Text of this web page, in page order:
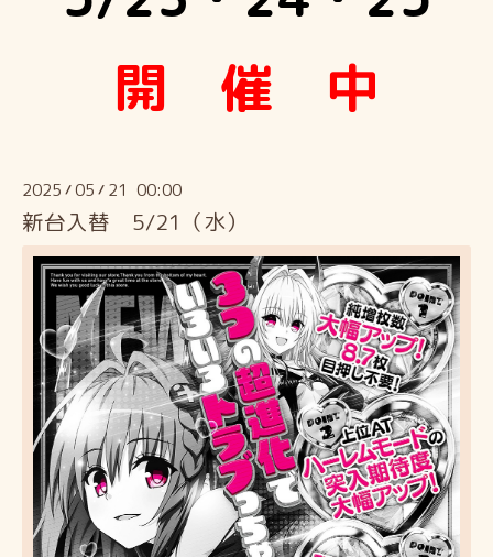
開 催 中
2025 /05 / 21 00:00
新台入替 5/21（水）